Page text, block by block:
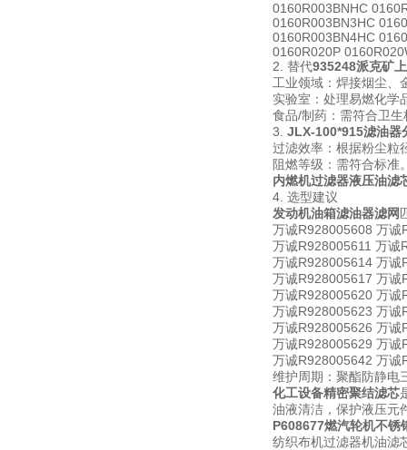
0160R003BNHC
0160R003BN3HC
0160R003BN4HC
0160R020P
2. 替代935248派克矿
工业领域：焊接烟尘、
实验室：处理易燃化学
食品/制药：需符合卫
3. JLX-100*915滤油器
过滤效率：根据粉尘粒
阻燃等级：需符合标准
内燃机过滤器液压油滤
4. 选型建议
发动机油箱滤油器滤网
万诚R928005608 万
万诚R928005611 万诚
万诚R928005614 万
万诚R928005617 万
万诚R928005620 万
万诚R928005623 万
万诚R928005626 万
万诚R928005629 万
万诚R928005642 万
维护周期：聚酯防静电
化工设备精密聚结滤芯
油液清洁，保护液压元
P608677燃汽轮机不锈
纺织布机过滤器机油滤